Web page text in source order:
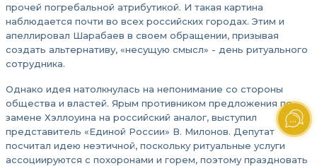
прочей погребальной атрибутикой. И такая картина
наблюдается почти во всех российских городах. Этим и
апеллировал Шарабаев в своем обращении, призывая
создать альтернативу, «несущую смысл» - день ритуального
сотрудника.
Однако идея натолкнулась на непонимание со стороны
общества и властей. Ярым противником предложения по
замене Хэллоуина на российский аналог, выступил
представитель «Единой России» В. Милонов. Депутат
посчитал идею неэтичной, поскольку ритуальные услуги
ассоциируются с похоронами и горем, поэтому праздновать